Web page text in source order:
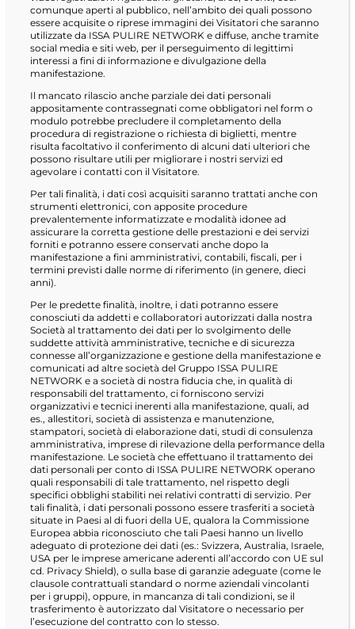
comunque aperti al pubblico, nell’ambito dei quali possono
essere acquisite o riprese immagini dei Visitatori che saranno
utilizzate da ISSA PULIRE NETWORK e diffuse, anche tramite
social media e siti web, per il perseguimento di legittimi
interessi a fini di informazione e divulgazione della
manifestazione.
Il mancato rilascio anche parziale dei dati personali
appositamente contrassegnati come obbligatori nel form o
modulo potrebbe precludere il completamento della
procedura di registrazione o richiesta di biglietti, mentre
risulta facoltativo il conferimento di alcuni dati ulteriori che
possono risultare utili per migliorare i nostri servizi ed
agevolare i contatti con il Visitatore.
Per tali finalità, i dati così acquisiti saranno trattati anche con
strumenti elettronici, con apposite procedure
prevalentemente informatizzate e modalità idonee ad
assicurare la corretta gestione delle prestazioni e dei servizi
forniti e potranno essere conservati anche dopo la
manifestazione a fini amministrativi, contabili, fiscali, per i
termini previsti dalle norme di riferimento (in genere, dieci
anni).
Per le predette finalità, inoltre, i dati potranno essere
conosciuti da addetti e collaboratori autorizzati dalla nostra
Società al trattamento dei dati per lo svolgimento delle
suddette attività amministrative, tecniche e di sicurezza
connesse all’organizzazione e gestione della manifestazione e
comunicati ad altre società del Gruppo ISSA PULIRE
NETWORK e a società di nostra fiducia che, in qualità di
responsabili del trattamento, ci forniscono servizi
organizzativi e tecnici inerenti alla manifestazione, quali, ad
es., allestitori, società di assistenza e manutenzione,
stampatori, società di elaborazione dati, studi di consulenza
amministrativa, imprese di rilevazione della performance della
manifestazione. Le società che effettuano il trattamento dei
dati personali per conto di ISSA PULIRE NETWORK operano
quali responsabili di tale trattamento, nel rispetto degli
specifici obblighi stabiliti nei relativi contratti di servizio. Per
tali finalità, i dati personali possono essere trasferiti a società
situate in Paesi al di fuori della UE, qualora la Commissione
Europea abbia riconosciuto che tali Paesi hanno un livello
adeguato di protezione dei dati (es.: Svizzera, Australia, Israele,
USA per le imprese americane aderenti all’accordo con UE sul
cd. Privacy Shield), o sulla base di garanzie adeguate (come le
clausole contrattuali standard o norme aziendali vincolanti
per i gruppi), oppure, in mancanza di tali condizioni, se il
trasferimento è autorizzato dal Visitatore o necessario per
l’esecuzione del contratto con lo stesso.